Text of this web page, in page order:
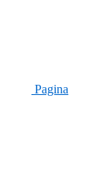
Pagina